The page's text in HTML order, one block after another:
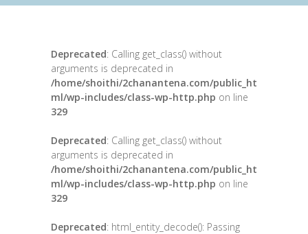
Deprecated: Calling get_class() without
arguments is deprecated in
/home/shoithi/2chanantena.com/public_ht
ml/wp-includes/class-wp-http.php on line
329
Deprecated: Calling get_class() without
arguments is deprecated in
/home/shoithi/2chanantena.com/public_ht
ml/wp-includes/class-wp-http.php on line
329
Deprecated: html_entity_decode(): Passing